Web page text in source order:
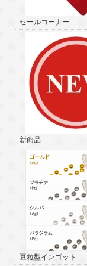
セールコーナー
新商品
豆粒型インゴット